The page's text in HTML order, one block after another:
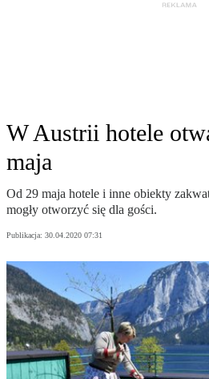
W Austrii hotele
maja
Od 29 maja hotele i inne obiekty
mogły otworzyć się dla gości.
Publikacja: 30.04.2020 07:31